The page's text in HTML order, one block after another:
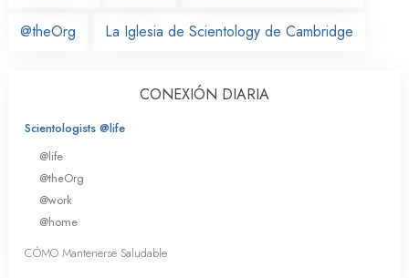
@theOrg La Iglesia de Scientology de Cambridge
CONEXIÓN DIARIA
Scientologists @life
@life
@theOrg
@work
@home
CÓMO Mantenerse Saludable